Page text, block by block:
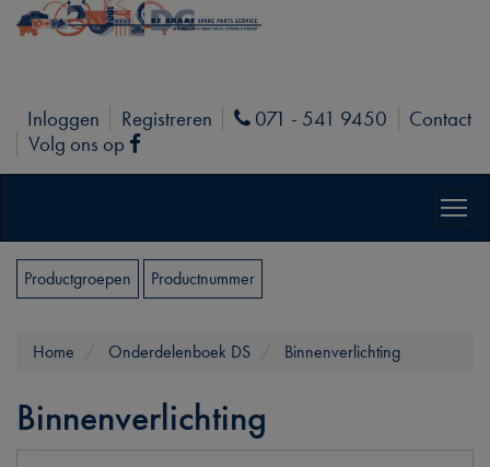
Inloggen Registreren Phone
071 - 541 9450
Contact
Volg ons op
Facebook
Productgroepen Productnummer
Home Onderdelenboek DS Binnenverlichting
Binnenverlichting